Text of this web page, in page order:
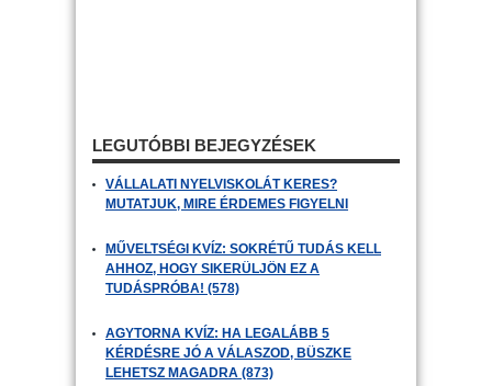
LEGUTÓBBI BEJEGYZÉSEK
VÁLLALATI NYELVISKOLÁT KERES?
MUTATJUK, MIRE ÉRDEMES FIGYELNI
MŰVELTSÉGI KVÍZ: SOKRÉTŰ TUDÁS KELL
AHHOZ, HOGY SIKERÜLJÖN EZ A
TUDÁSPRÓBA! (578)
AGYTORNA KVÍZ: HA LEGALÁBB 5
KÉRDÉSRE JÓ A VÁLASZOD, BÜSZKE
LEHETSZ MAGADRA (873)